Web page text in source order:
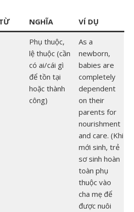
NGHĨA VÍ DỤ
Phụ thuộc,
lệ thuộc (cần
có ai/cái gì
để tồn tại
hoặc thành
công)
As a
newborn,
babies are
completely
dependent
on their
parents for
nourishment
and care. (Khi
mới sinh, trẻ
sơ sinh hoàn
toàn phụ
thuộc vào
cha mẹ để
được nuôi